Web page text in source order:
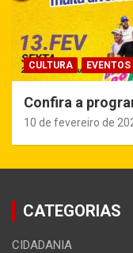
CULTURA EVENTOS
Confira a
10 de fevereiro de
CATEGORIAS
CIDADANIA